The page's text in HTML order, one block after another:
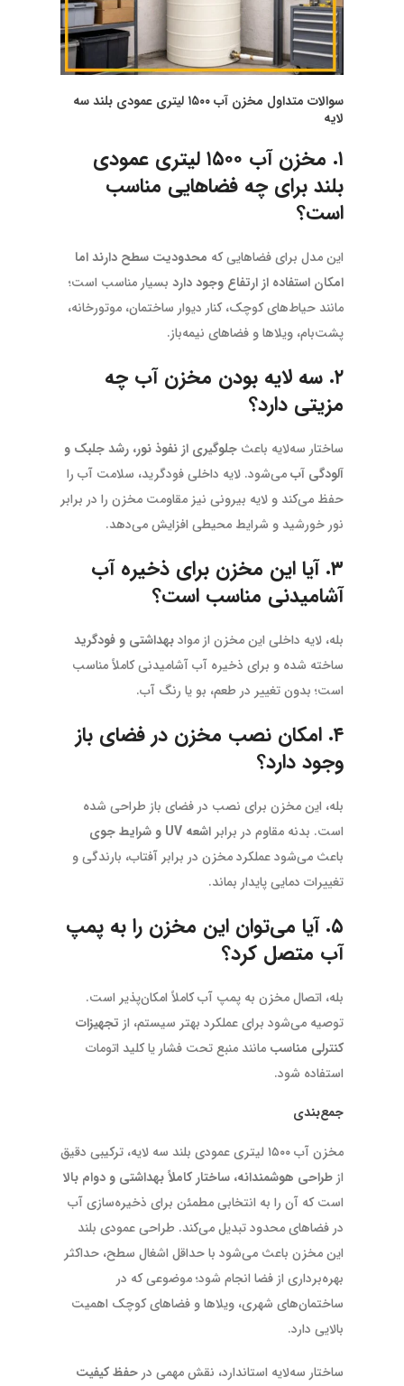
سوالات متداول مخزن آب ۱۵۰۰ لیتری عمودی بلند سه
لایه
۱. مخزن آب ۱۵۰۰ لیتری عمودی
بلند برای چه فضاهایی مناسب
است؟
این مدل برای فضاهایی که محدودیت سطح دارند اما
امکان استفاده از ارتفاع وجود دارد بسیار مناسب است؛
مانند حیاط‌های کوچک، کنار دیوار ساختمان، موتورخانه،
پشت‌بام، ویلاها و فضاهای نیمه‌باز.
۲. سه لایه بودن مخزن آب چه
مزیتی دارد؟
ساختار سه‌لایه باعث جلوگیری از نفوذ نور، رشد جلبک و
آلودگی آبمی‌شود. لایه داخلی فودگرید، سلامت آب را
حفظ می‌کند و لایه بیرونی نیز مقاومت مخزن را در برابر
نور خورشید و شرایط محیطی افزایش می‌دهد.
۳. آیا این مخزن برای ذخیره آب
آشامیدنی مناسب است؟
بله، لایه داخلی این مخزن از موادبهداشتی و فودگرید
ساخته شده و برای ذخیره آب آشامیدنی کاملاً مناسب
است؛ بدون تغییر در طعم، بو یا رنگ آب.
۴. امکان نصب مخزن در فضای باز
وجود دارد؟
بله، این مخزن برای نصب در فضای باز طراحی شده
است. بدنه مقاوم در برابر اشعه UV و شرایط جوی
باعث می‌شود عملکرد مخزن در برابر آفتاب، بارندگی و
تغییرات دمایی پایدار بماند.
۵. آیا می‌توان این مخزن را به پمپ
آب متصل کرد؟
بله، اتصال مخزن به پمپ آب کاملاً امکان‌پذیر است.
توصیه می‌شود برای عملکرد بهتر سیستم، از تجهیزات
کنترلی مناسب مانند منبع تحت فشار یا کلید اتومات
استفاده شود.
جمع‌بندی
مخزن آب ۱۵۰۰ لیتری عمودی بلند سه لایه، ترکیبی دقیق
از طراحی هوشمندانه، ساختار کاملاً بهداشتی و دوام بالا
است که آن را به انتخابی مطمئن برای ذخیره‌سازی آب
در فضاهای محدود تبدیل می‌کند. طراحی عمودی بلند
این مخزن باعث می‌شود با حداقل اشغال سطح، حداکثر
بهره‌برداری از فضا انجام شود؛ موضوعی که در
ساختمان‌های شهری، ویلاها و فضاهای کوچک اهمیت
بالایی دارد.
ساختار سه‌لایه استاندارد، نقش مهمی در حفظ کیفیت